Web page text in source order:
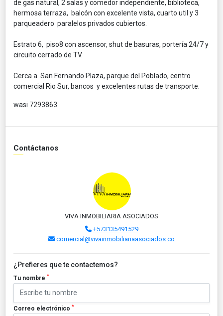
de gas natural, 2 salas y comedor independiente, biblioteca,
hermosa terraza, balcón con excelente vista, cuarto util y 3
parqueadero paralelos privados cubiertos.
Estrato 6, piso8 con ascensor, shut de basuras, portería 24/7 y
circuito cerrado de TV.
Cerca a San Fernando Plaza, parque del Poblado, centro
comercial Rio Sur, bancos y excelentes rutas de transporte.
wasi 7293863
Contáctanos
VIVA INMOBILIARIA ASOCIADOS
+573135491529
comercial@vivainmobiliariaasociados.co
¿Prefieres que te contactemos?
Tu nombre *
Correo electrónico *